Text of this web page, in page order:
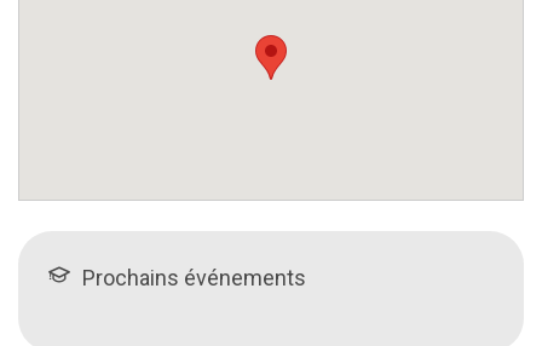
Prochains événements